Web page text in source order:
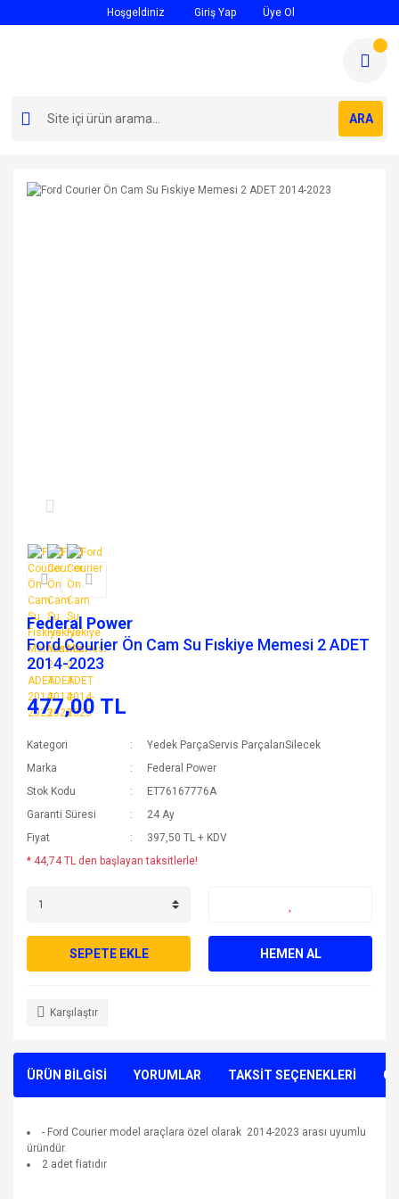
Hoşgeldiniz Giriş Yap Üye Ol
ARA
Federal Power
Ford Courier Ön Cam Su Fıskiye Memesi 2 ADET
2014-2023
477,00 TL
Kategori
Yedek ParçaServis ParçalarıSilecek
Marka
Federal Power
Stok Kodu
ET76167776A
Garanti Süresi
24 Ay
Fiyat
397,50 TL + KDV
* 44,74 TL den başlayan taksitlerle!
SEPETE EKLE HEMEN AL
Karşılaştır
ÜRÜN BİLGİSİ YORUMLAR TAKSİT SEÇENEKLERİ
- Ford Courier model araçlara özel olarak 2014-2023 arası uyumlu
üründür.
2 adet fiatıdır